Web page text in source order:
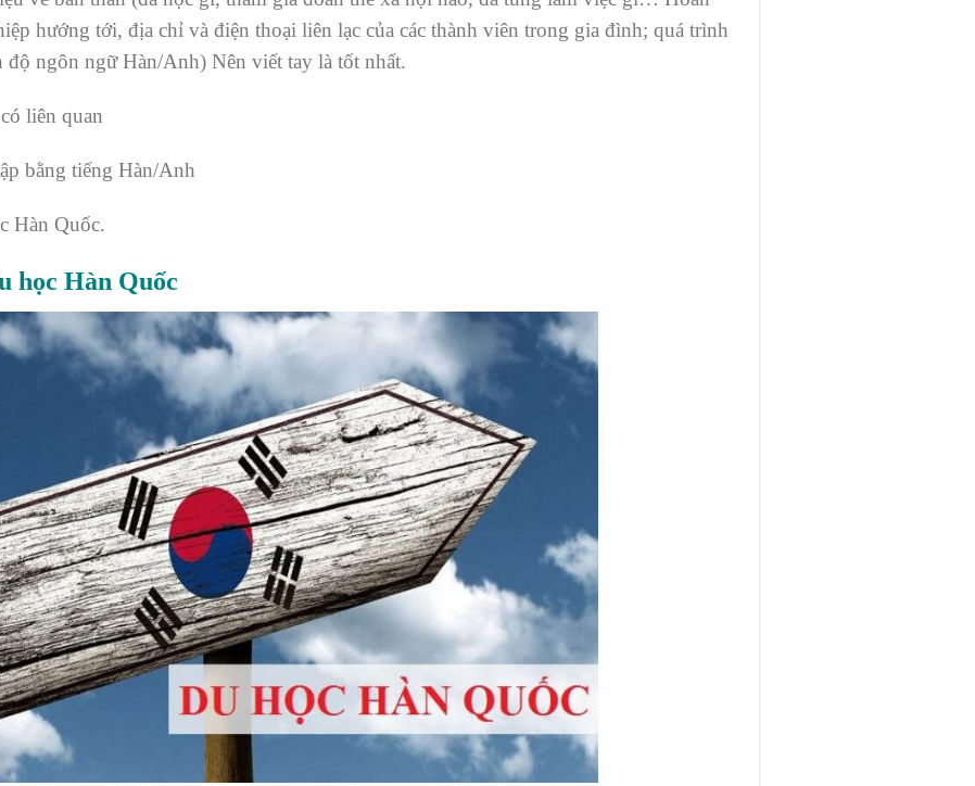
hướng tới, địa chỉ và điện thoại liên lạc của các thành viên trong gia đình; quá trình
độ ngôn ngữ Hàn/Anh) Nên viết tay là tốt nhất.
liên quan
bằng tiếng Hàn/Anh
Hàn Quốc.
học Hàn Quốc